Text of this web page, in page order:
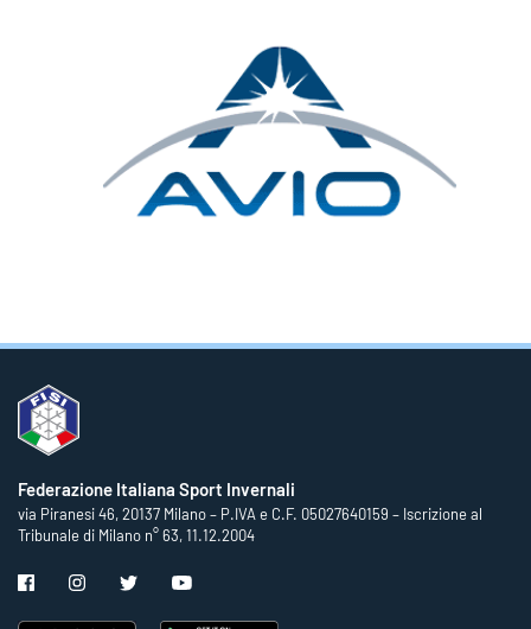
Federazione Italiana Sport Invernali
via Piranesi 46, 20137 Milano – P.IVA e C.F. 05027640159 – Iscrizione al
Tribunale di Milano n° 63, 11.12.2004